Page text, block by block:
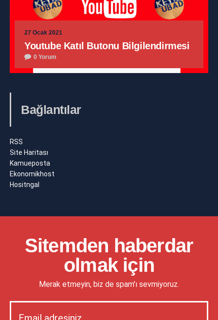
27 Ocak 2021
Youtube Katıl Butonu Bilgilendirmesi
0 Yorum
Bağlantılar
RSS
Site Haritası
Kamueposta
Ekonomikhost
Hositngal
Sitemden haberdar
olmak için
Merak etmeyin, biz de spam'ı sevmiyoruz.